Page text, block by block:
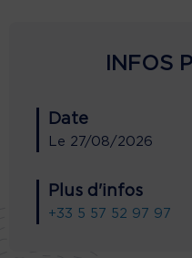
INFOS
Date
Le 27/08/2026
Plus d'infos
+33 5 57 52 97 97